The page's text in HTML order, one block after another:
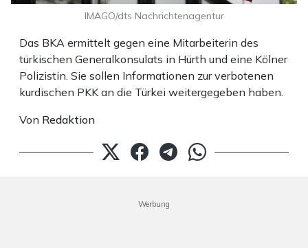
Das BKA ermittelt gegen eine Mitarbeiterin des
türkischen Generalkonsulats in Hürth und eine Kölner
Polizistin. Sie sollen Informationen zur verbotenen
kurdischen PKK an die Türkei weitergegeben haben.
Von Redaktion
IMAGO/dts Nachrichtenagentur
Werbung